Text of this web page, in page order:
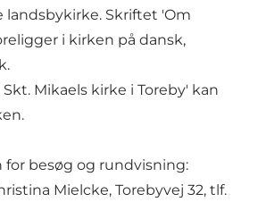
landsbykirke. Skriftet 'Om
i kirken på dansk,
Mikaels kirke i Toreby' kan
for besøg og rundvisning:
Mielcke, Torebyvej 32, tlf.